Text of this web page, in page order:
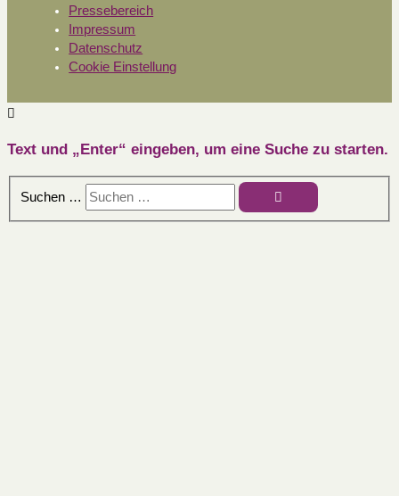
Pressebereich
Impressum
Datenschutz
Cookie Einstellung
Text und „Enter“ eingeben, um eine Suche zu starten.
Suchen …